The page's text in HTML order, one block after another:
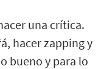
una crítica.
hacer zapping y
bueno y para lo